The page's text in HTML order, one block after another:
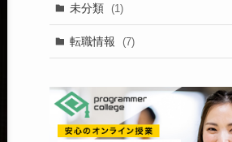
未分類 (1)
転職情報 (7)